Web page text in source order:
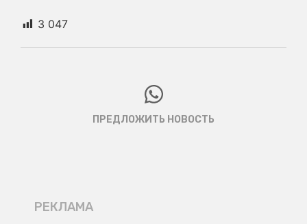
3 047
ПРЕДЛОЖИТЬ НОВОСТЬ
РЕКЛАМА